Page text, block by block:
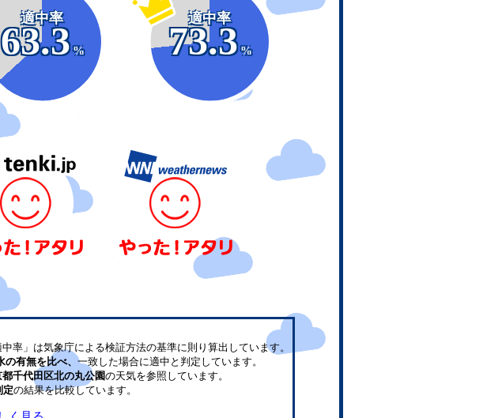
適中率
63.3
%
適中率
73.3
%
率」は気象庁による検証方法の基準に則り算出しています。
有無を比べ、 一致した場合に適中と判定しています。
都千代田区北の丸公園の天気を参照しています。
定の結果を比較しています。